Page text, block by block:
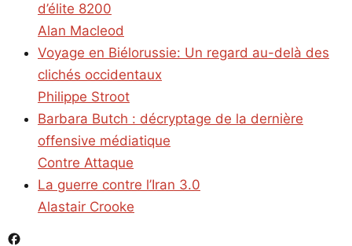
d’élite 8200
Alan Macleod
Voyage en Biélorussie: Un regard au-delà des
clichés occidentaux
Philippe Stroot
Barbara Butch : décryptage de la dernière
offensive médiatique
Contre Attaque
La guerre contre l’Iran 3.0
Alastair Crooke